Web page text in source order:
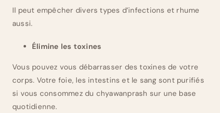
Il peut empêcher divers types d’infections et rhume
aussi.
Élimine les toxines
Vous pouvez vous débarrasser des toxines de votre
corps. Votre foie, les intestins et le sang sont purifiés
si vous consommez du chyawanprash sur une base
quotidienne.